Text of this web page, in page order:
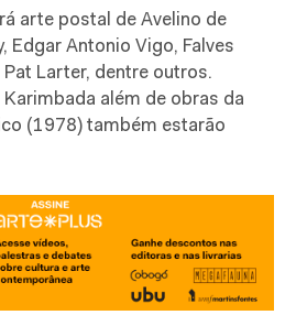
arte postal de Avelino de
Edgar Antonio Vigo, Falves
Larter, dentre outros.
além de obras da
(1978) também estarão